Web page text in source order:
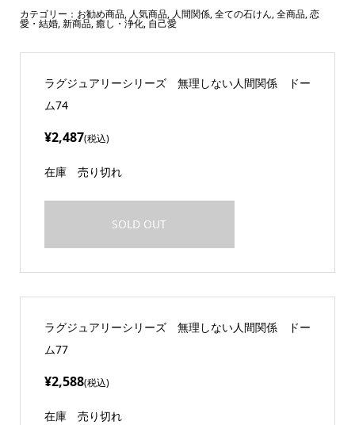
カテゴリー： お勧め商品,人気商品,人間関係,全ての石けん,全商品,恋
愛・結婚,新商品,癒し・浄化,自己愛
ラグジュアリーシリーズ 無理しない人間関係 ドー
ム74
¥2,487(税込)
在庫 売り切れ
SOLD OUT
ラグジュアリーシリーズ 無理しない人間関係 ドー
ム77
¥2,588(税込)
在庫 売り切れ